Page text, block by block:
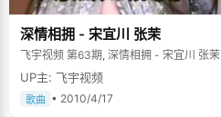
深情相拥 - 宋宜川 张茉
飞宇视频 第63期, 深情相拥 - 宋宜川 张茉
UP主: 飞宇视频
歌曲 • 2010/4/17